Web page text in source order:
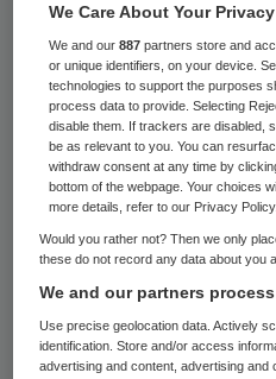
de mogelijkheid om
te gaan. Hij zal
functie neerleggen.
Ron Treffers is
bestuur van Alrijne
Daarvoor was hij
de raad van de
2015 is gefuseerd
in Leiden tot Alrijne
toezicht laat weten
We Care About Your Privacy
We and our887 partners store and
or unique identifiers, on your device.
technologies to support the purposes
process data to provide. Selecting
disable them. If trackers are disabled,
be as relevant to you. You can
withdraw consent at any time by
bottom of the webpage. Your choices
more details, refer to our Privacy Policy.
Would you rather not? Then we only
these do not record any data about you
We and our partners
Use precise geolocation data. Actively
identification. Store and/or access
advertising and content, advertising and